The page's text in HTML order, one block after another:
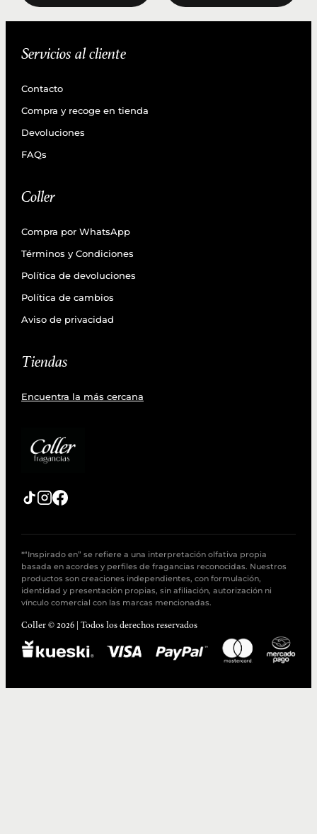
Servicios al cliente
Contacto
Compra y recoge en tienda
Devoluciones
FAQs
Coller
Compra por WhatsApp
Términos y Condiciones
Política de devoluciones
Política de cambios
Aviso de privacidad
Tiendas
Encuentra la más cercana
*“Inspirado en” se refiere a una interpretación olfativa propia
basada en acordes y perfiles de fragancias reconocidas. Nuestros
productos son creaciones independientes, con formulación,
identidad y presentación propias, sin afiliación, autorización ni
vínculo comercial con las marcas mencionadas.
Coller © 2026 | Todos los derechos reservados